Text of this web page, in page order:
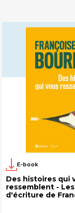
E-book
Des histoires qui
ressemblent -
d'écriture de